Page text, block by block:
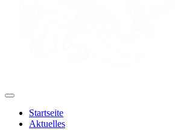
Startseite
Aktuelles